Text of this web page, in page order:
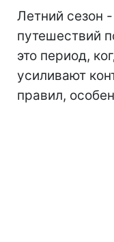
Летний сезон
путешествий
это период,
усиливают
правил,